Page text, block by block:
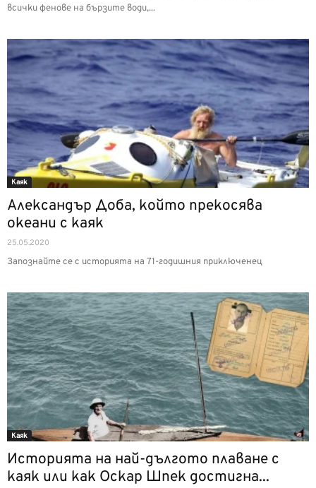
всички фенове на бързите води,...
Каяк
Александър Доба, който прекосява
океани с каяк
25.05.2020
Запознайте се с историята на 71-годишния приключенец
Каяк
Историята на най-дългото плаване с
каяк или как Оскар Шпек достигна...